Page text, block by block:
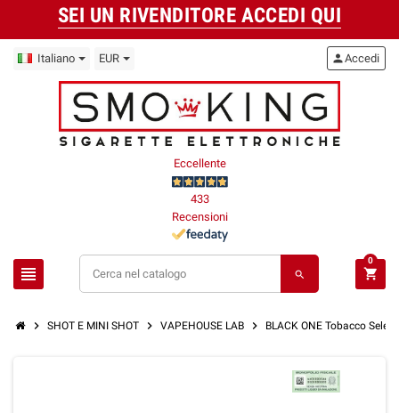
SEI UN RIVENDITORE ACCEDI QUI
Italiano EUR
Eccellente
433
Recensioni
view_headline search
personAccedi
shopping_cart
0
chevron_right SHOT E MINI SHOT chevron_right VAPEHOUSE LAB chevron_right BLACK ONE Tobacco